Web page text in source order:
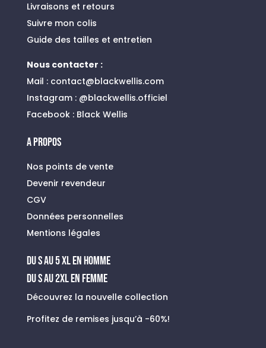
Livraisons et retours
Suivre mon colis
Guide des tailles et entretien
Nous contacter :
Mail : contact@blackwellis.com
Instagram :@blackwellis.officiel
Facebook : Black Wellis
A PROPOS
Nos points de vente
Devenir revendeur
CGV
Données personnelles
Mentions légales
du s au 5 xl en homme
Du S au 2XL en FEMME
Découvrez la nouvelle collection
Profitez de remises jusqu’à -60%!